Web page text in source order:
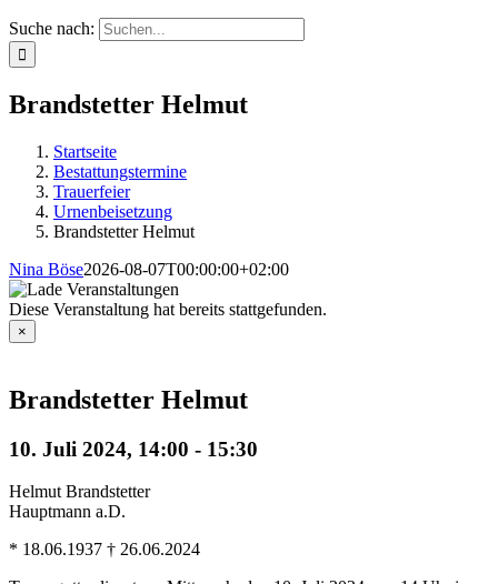
Suche nach:
Brandstetter Helmut
Startseite
Bestattungstermine
Trauerfeier
Urnenbeisetzung
Brandstetter Helmut
Nina Böse2026-08-07T00:00:00+02:00
Diese Veranstaltung hat bereits stattgefunden.
×
Brandstetter Helmut
10. Juli 2024, 14:00 - 15:30
Helmut Brandstetter
Hauptmann a.D.
* 18.06.1937 † 26.06.2024